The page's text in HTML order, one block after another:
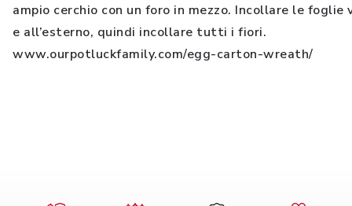
ampio cerchio con un foro in mezzo. Incollare le foglie
e all’esterno, quindi incollare tutti i fiori.
www.ourpotluckfamily.com/egg-carton-wreath/